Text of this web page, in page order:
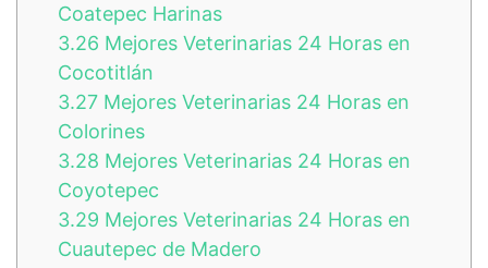
Coatepec Harinas
3.26 Mejores Veterinarias 24 Horas en
Cocotitlán
3.27 Mejores Veterinarias 24 Horas en
Colorines
3.28 Mejores Veterinarias 24 Horas en
Coyotepec
3.29 Mejores Veterinarias 24 Horas en
Cuautepec de Madero